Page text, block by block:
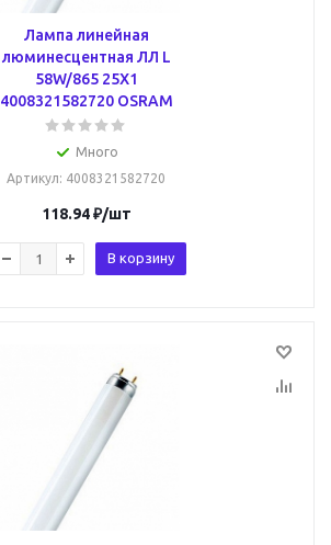
Лампа линейная
люминесцентная ЛЛ L
58W/865 25X1
4008321582720 OSRAM
Много
Артикул: 4008321582720
118.94₽/шт
В корзину